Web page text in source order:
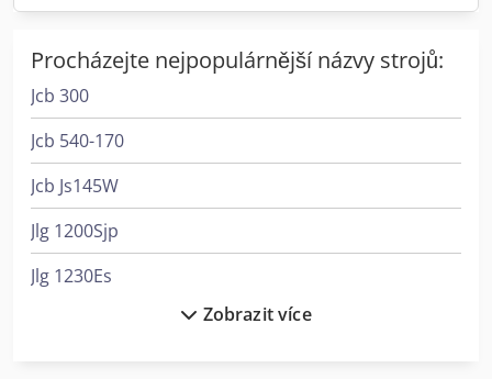
Procházejte nejpopulárnější názvy strojů:
Jcb 300
Jcb 540-170
Jcb Js145W
Jlg 1200Sjp
Jlg 1230Es
Zobrazit více